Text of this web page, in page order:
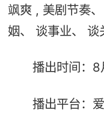
飒爽 , 美剧节奏
姻、 谈事业、 谈
播出时间：8
播出平台：